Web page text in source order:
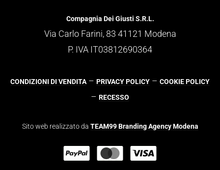
Compagnia Dei Giusti S.R.L.
Via Carlo Farini, 83 41121 Modena
P. IVA IT03812690364
CONDIZIONI DI VENDITA – PRIVACY POLICY – COOKIE POLICY
– RECESSO
Sito web realizzato da TEAM99 Branding Agency Modena